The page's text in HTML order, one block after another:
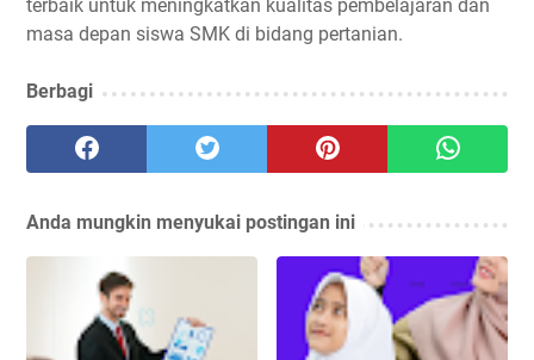
terbaik untuk meningkatkan kualitas pembelajaran dan
masa depan siswa SMK di bidang pertanian.
Berbagi
Anda mungkin menyukai postingan ini